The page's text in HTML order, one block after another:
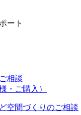
ート
相談
・ご購入）
空間づくりのご相談